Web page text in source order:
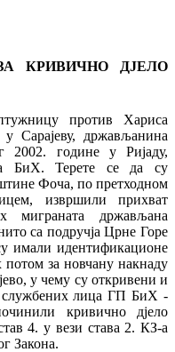
КРИВИЧНО ДЈЕЛО
против Хариса
Сарајеву, држављанина
године у Ријаду,
БиХ. Терете се да су
Фоча, по претходном
извршили прихват
миграната држављана
са подручја Црне Горе
имали идентификационе
потом за новчану накнаду
у чему су откривени и
службених лица ГП БиХ -
кривично дјело
4. у вези става 2. КЗ-а
Закона.